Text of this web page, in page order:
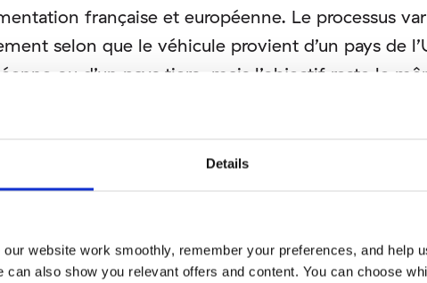
Details
website work smoothly, remember your preferences, and help
can also show you relevant offers and content. You can choose
française et européenne. Le processus
selon que le véhicule provient d’un pays de
ou d’un pays tiers, mais l’objectif reste le
en particulier lorsqu’il s’agit de véhicules
Comprendre les étapes en amont permet